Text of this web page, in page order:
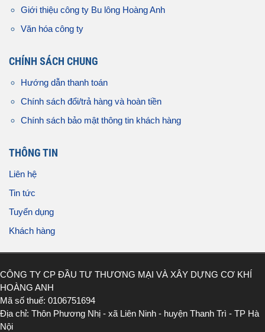
Giới thiệu công ty Bu lông Hoàng Anh
Văn hóa công ty
CHÍNH SÁCH CHUNG
Hướng dẫn thanh toán
Chính sách đổi/trả hàng và hoàn tiền
Chính sách bảo mật thông tin khách hàng
THÔNG TIN
Liên hệ
Tin tức
Tuyển dụng
Khách hàng
CÔNG TY CP ĐẦU TƯ THƯƠNG MẠI VÀ XÂY DỰNG CƠ KHÍ
HOÀNG ANH
Mã số thuế: 0106751694
Địa chỉ: Thôn Phương Nhị - xã Liên Ninh - huyện Thanh Trì - TP Hà
Nội